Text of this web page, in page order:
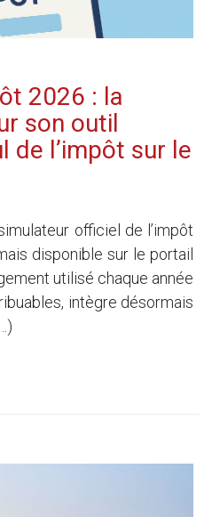
2026 : la
son outil
de l’impôt sur le
officiel de l’impôt
disponible sur le portail
utilisé chaque année
intègre désormais